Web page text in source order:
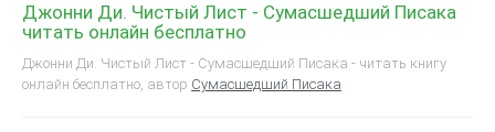
Джонни Ди. Чистый Лист - Сумасшедший Писака
читать онлайн бесплатно
Джонни Ди. Чистый Лист - Сумасшедший Писака - читать книгу
онлайн бесплатно, автор Сумасшедший Писака